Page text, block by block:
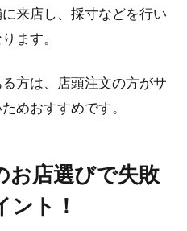
来店し、採寸などを行い
ます。
方は、店頭注文の方がサ
めおすすめです。
お店選びで失敗
ント！